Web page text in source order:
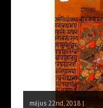
május 22nd, 2018 |